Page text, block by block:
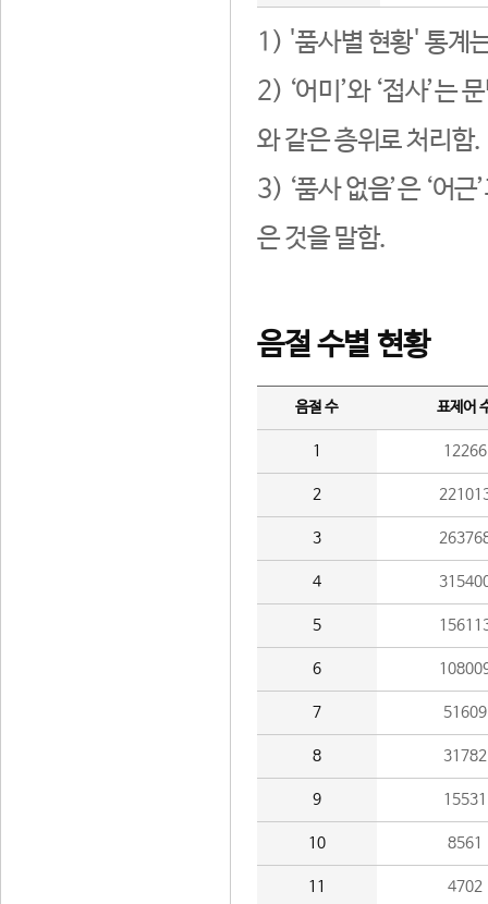
1) '품사별 현황' 통계
2) ‘어미’와 ‘접사’는
와 같은 층위로 처리함.
3) ‘품사 없음’은 ‘어
은 것을 말함.
음절 수별 현황
음절 수 표제어
1 12266
2
3
4
5
6
7 51609
8 31782
9 15531
10 8561
11 4702